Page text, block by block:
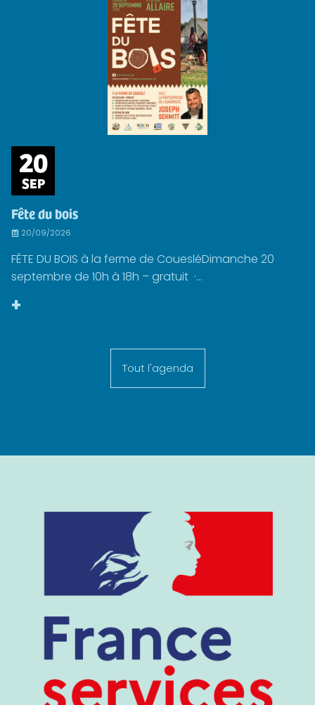
20
SEP
Fête du bois
20/09/2026
FÊTE DU BOIS à la ferme de CouesléDimanche 20
septembre de 10h à 18h – gratuit ·...
+
Tout l'agenda